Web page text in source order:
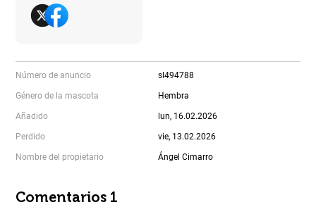
Número de anuncio sl494788
Género de la mascota Hembra
Añadido lun, 16.02.2026
Perdido vie, 13.02.2026
Nombre del propietario Ángel Cimarro
Comentarios 1